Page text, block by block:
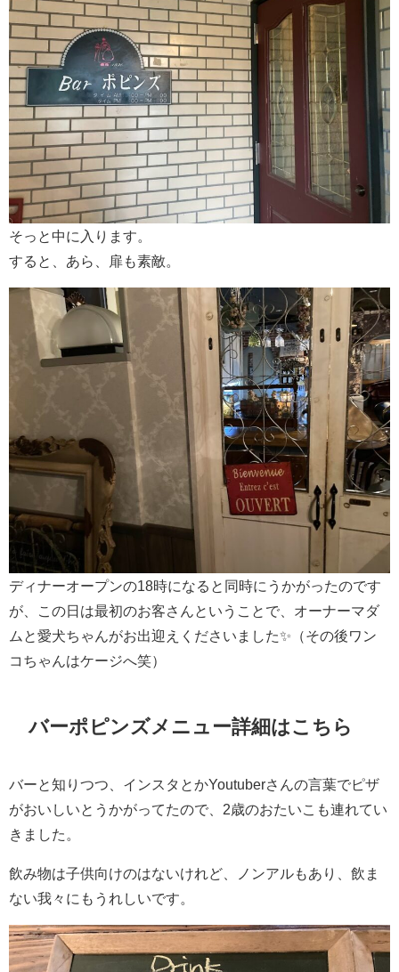
そっと中に入ります。
すると、あら、扉も素敵。
ディナーオープンの18時になると同時にうかがったのです
が、この日は最初のお客さんということで、オーナーマダ
ムと愛犬ちゃんがお出迎えくださいました✨（その後ワン
コちゃんはケージへ笑）
バーポピンズメニュー詳細はこちら
バーと知りつつ、インスタとかYoutuberさんの言葉でピザ
がおいしいとうかがってたので、2歳のおたいこも連れてい
きました。
飲み物は子供向けのはないけれど、ノンアルもあり、飲ま
ない我々にもうれしいです。